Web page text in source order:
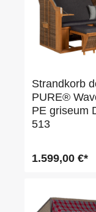
Strandkorb
PURE®
PE griseum
513
1.599,00 €*